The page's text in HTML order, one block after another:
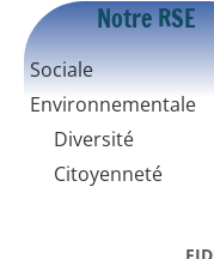
Notre RSE
Sociale
Environnementale
Diversité
Citoyenneté